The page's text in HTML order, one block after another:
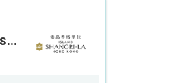
Security Manager / Assistant Security Manager